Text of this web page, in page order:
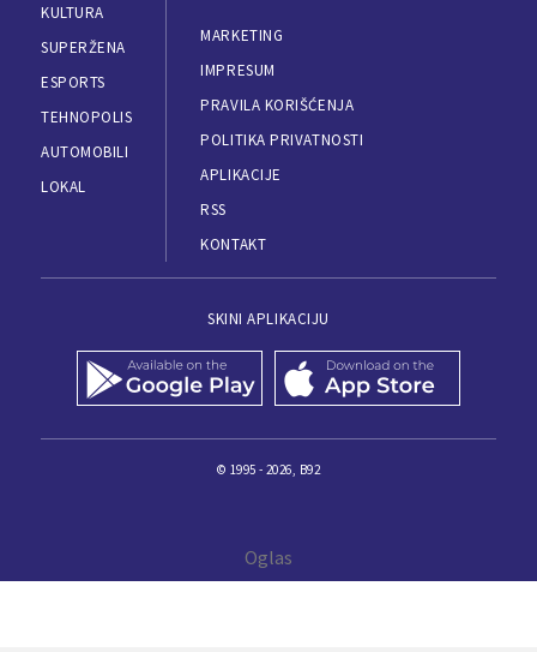
KULTURA
SUPERŽENA
ESPORTS
TEHNOPOLIS
AUTOMOBILI
LOKAL
MARKETING
IMPRESUM
PRAVILA KORIŠĆENJA
POLITIKA PRIVATNOSTI
APLIKACIJE
RSS
KONTAKT
SKINI APLIKACIJU
© 1995 - 2026, B92